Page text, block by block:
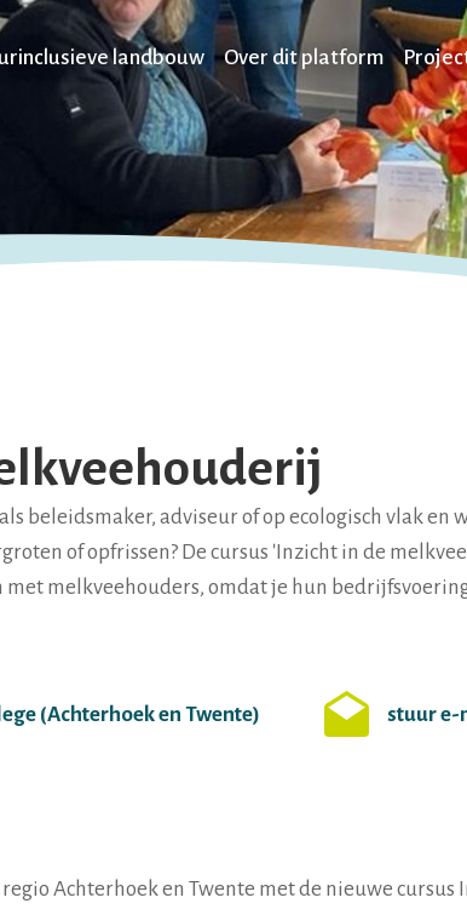
landbouw Over dit platform
beleidsmaker, adviseur of op ecologisch vlak en
of opfrissen? De cursus 'Inzicht in de
met melkveehouders, omdat je hun
(Achterhoek en Twente) stuur e-
Achterhoek en Twente met de nieuwe